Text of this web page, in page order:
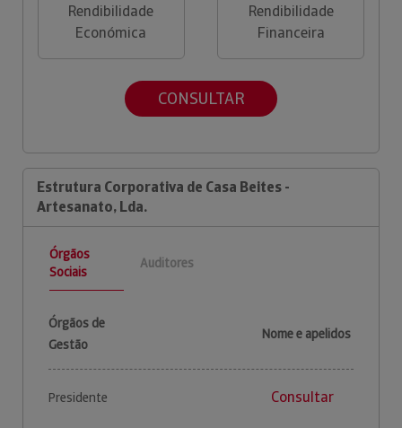
Rendibilidade
Económica
Rendibilidade
Financeira
CONSULTAR
Estrutura Corporativa de Casa Beites -
Artesanato, Lda.
Órgãos
Sociais
Auditores
Órgãos de
Gestão
Nome e apelidos
Presidente Consultar